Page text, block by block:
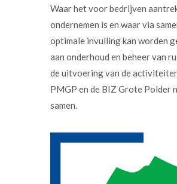
Waar het voor bedrijven
ondernemen is en waar via
optimale invulling kan worden
aan onderhoud en beheer van
de uitvoering van de
PMGP en de BIZ Grote Polder
samen.